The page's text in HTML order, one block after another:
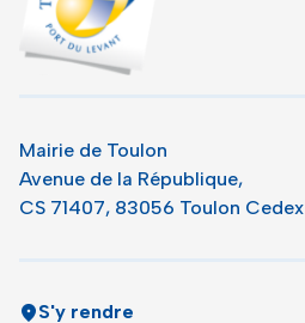
Mairie de Toulon
Avenue de la République,
CS 71407, 83056 Toulon Cedex
S'y rendre